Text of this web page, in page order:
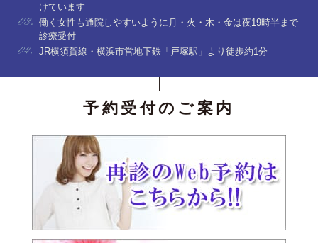
けています
働く女性も通院しやすいように月・火・木・金は夜19時半まで
診療受付
JR横須賀線・横浜市営地下鉄「戸塚駅」より徒歩約1分
予約受付のご案内